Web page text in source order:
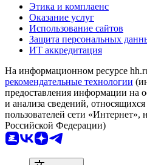
Этика и комплаенс
Оказание услуг
Использование сайтов
Защита персональных
ИТ аккредитация
На информационном ресурсе
рекомендательные технологии
предоставления информации на
и анализа сведений,
пользователей сети «Интернет»,
Российской Федерации)